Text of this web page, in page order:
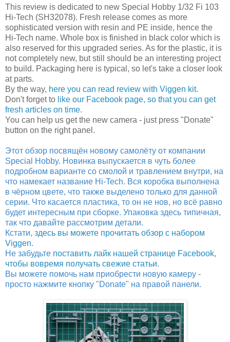
This review is dedicated to new Special Hobby 1/32 Fi 103
Hi-Tech (SH32078). Fresh release comes as more
sophisticated version with resin and PE inside, hence the
Hi-Tech name. Whole box is finished in black color which is
also reserved for this upgraded series. As for the plastic, it is
not completely new, but still should be an interesting project
to build. Packaging here is typical, so let's take a closer look
at parts.
By the way, here you can read review with Viggen kit.
Don't forget to like our Facebook page, so that you can get
fresh articles on time.
You can help us get the new camera - just press "Donate"
button on the right panel.
Этот обзор посвящён новому самолёту от компании
Special Hobby. Новинка выпускается в чуть более
подробном варианте со смолой и травлением внутри, на
что намекает название Hi-Tech. Вся коробка выполнена
в чёрном цвете, что также выделено только для данной
серии. Что касается пластика, то он не нов, но всё равно
будет интересным при сборке. Упаковка здесь типичная,
так что давайте рассмотрим детали.
Кстати, здесь вы можете прочитать обзор с набором
Viggen.
Не забудьте поставить лайк нашей странице Facebook,
чтобы вовремя получать свежие статьи.
Вы можете помочь нам приобрести новую камеру -
просто нажмите кнопку "Donate" на правой панели.